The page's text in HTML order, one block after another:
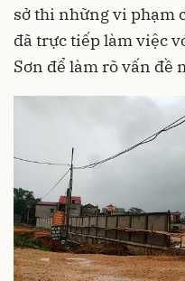
sở thi những vi phạm
đã trực tiếp làm việc
Sơn để làm rõ vấn đề